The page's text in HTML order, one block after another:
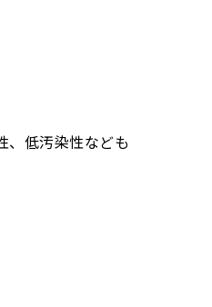
、低汚染性なども